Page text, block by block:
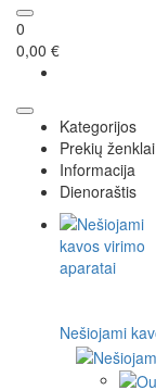
0
0,00 €
Kategorijos
Prekių ženklai
Informacija
Dienoraštis
Nešiojami